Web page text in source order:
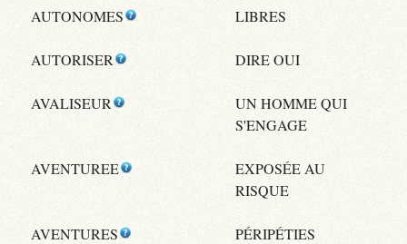
AUTONOMES LIBRES
AUTORISER DIRE OUI
AVALISEUR
UN HOMME QUI
S'ENGAGE
AVENTUREE
EXPOSÉE AU
RISQUE
AVENTURES PÉRIPÉTIES